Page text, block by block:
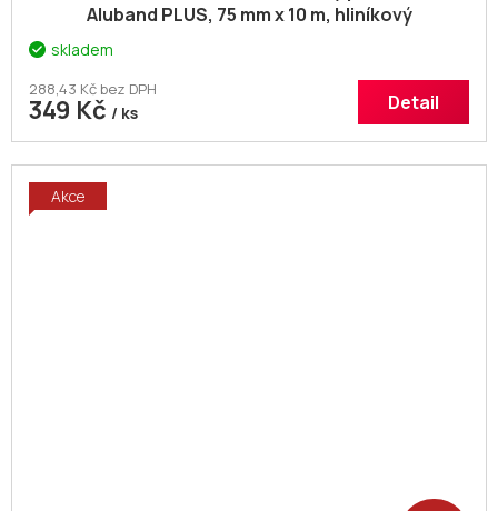
Aluband PLUS, 75 mm x 10 m, hliníkový
skladem
288,43 Kč bez DPH
349 Kč / ks Detail
Akce